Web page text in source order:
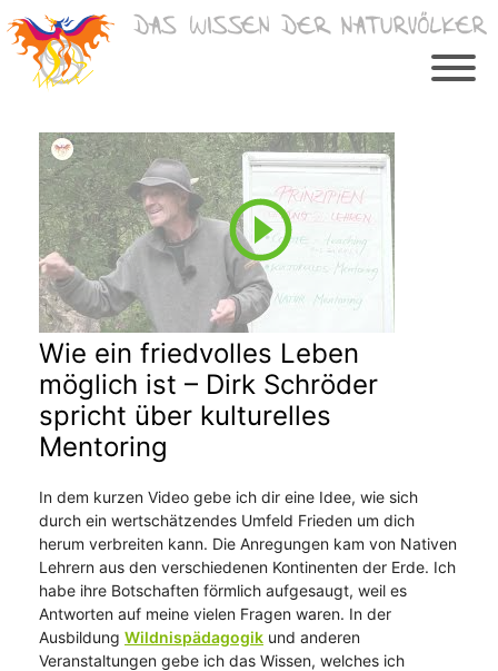
Inhalt
springen
Wie ein friedvolles Leben
möglich ist – Dirk Schröder
spricht über kulturelles
Mentoring
In dem kurzen Video gebe ich dir eine Idee, wie sich
durch ein wertschätzendes Umfeld Frieden um dich
herum verbreiten kann. Die Anregungen kam von Nativen
Lehrern aus den verschiedenen Kontinenten der Erde. Ich
habe ihre Botschaften förmlich aufgesaugt, weil es
Antworten auf meine vielen Fragen waren. In der
Ausbildung Wildnispädagogik und anderen
Veranstaltungen gebe ich das Wissen, welches ich